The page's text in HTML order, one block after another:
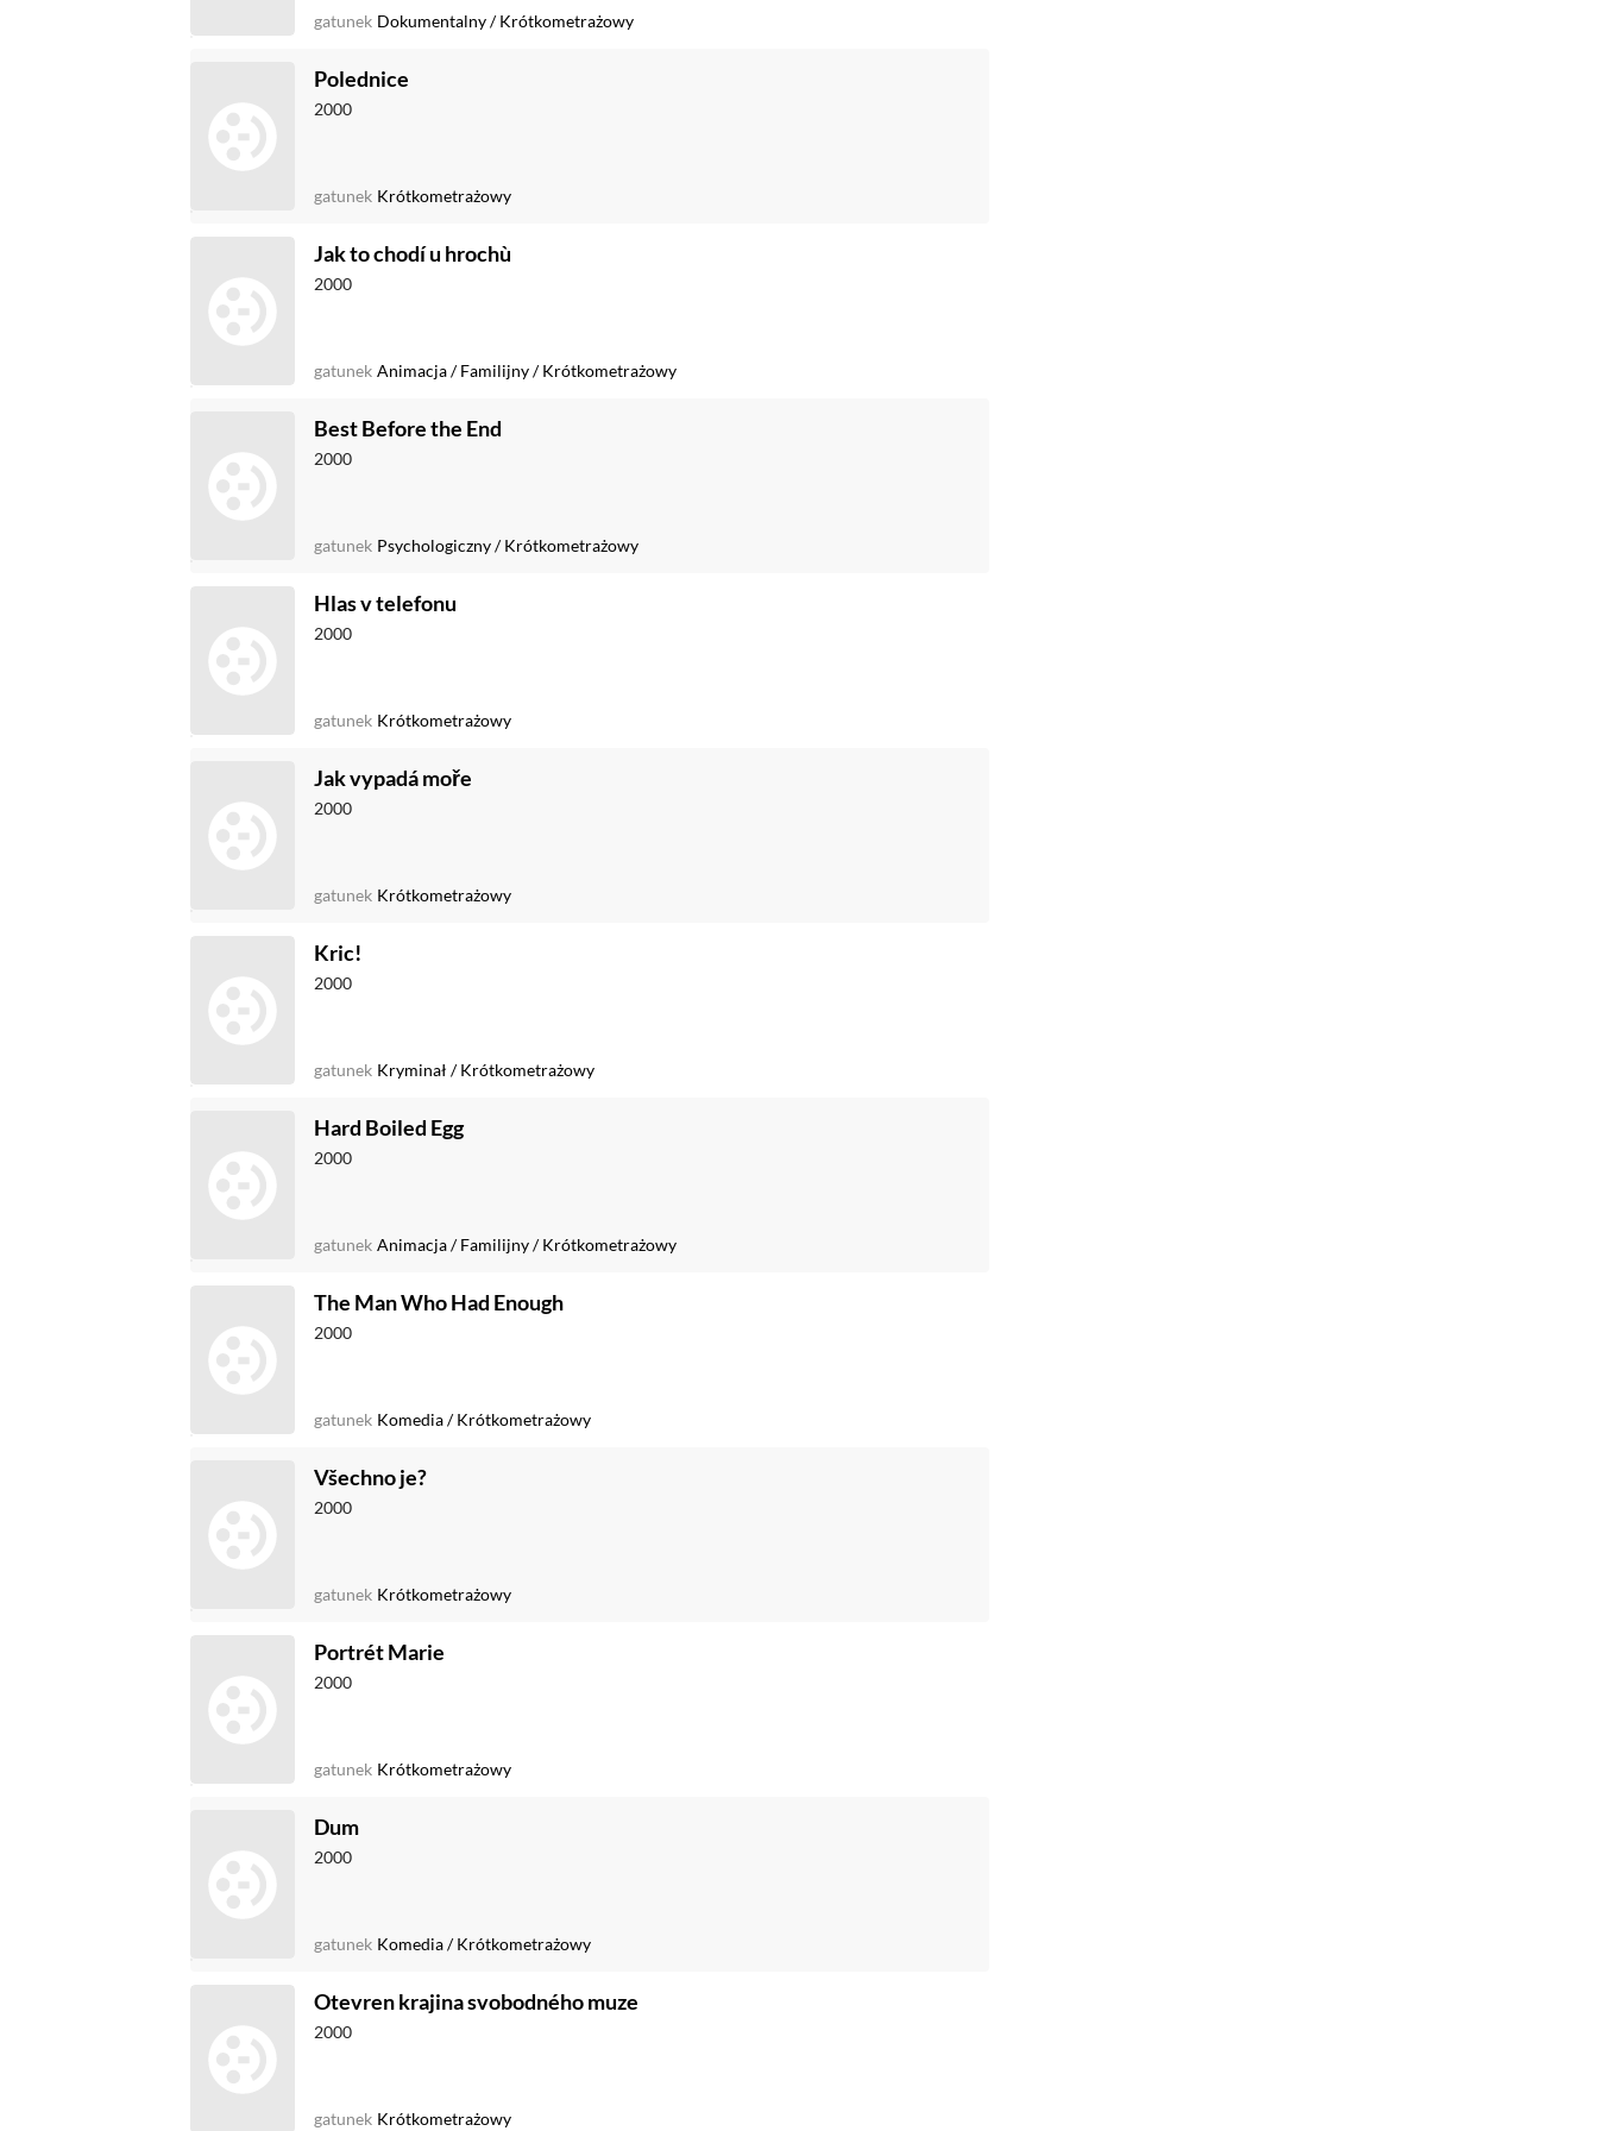
gatunek Dokumentalny/Krótkometrażowy
Polednice
2000
gatunek Krótkometrażowy
Jak to chodí u hrochù
2000
gatunek Animacja/Familijny/Krótkometrażowy
Best Before the End
2000
gatunek Psychologiczny/Krótkometrażowy
Hlas v telefonu
2000
gatunek Krótkometrażowy
Jak vypadá moře
2000
gatunek Krótkometrażowy
Kric!
2000
gatunek Kryminał /Krótkometrażowy
Hard Boiled Egg
2000
gatunek Animacja/Familijny/Krótkometrażowy
The Man Who Had Enough
2000
gatunek Komedia/Krótkometrażowy
Všechno je?
2000
gatunek Krótkometrażowy
Portrét Marie
2000
gatunek Krótkometrażowy
Dum
2000
gatunek Komedia/Krótkometrażowy
Otevren krajina svobodného muze
2000
gatunek Krótkometrażowy